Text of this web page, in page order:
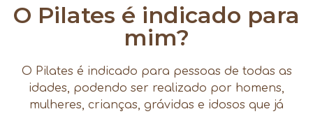
O Pilates é indicado para
mim?
O Pilates é indicado para pessoas de todas as
idades, podendo ser realizado por homens,
mulheres, crianças, grávidas e idosos que já